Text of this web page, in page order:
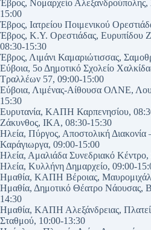
Έβρος, Νομαρχείο Αλεξανδρούπολης,
15:00
Έβρος, Ιατρείου Ποιμενικού
Έβρος, Κ.Υ. Ορεστιάδας, Ευρυπίδου
08:30-15:30
Έβρος, Λιμάνι Καμαριώτισσας,
Εύβοια, 5ο Δημοτικό Σχολείο
Τραλλέων 57, 09:00-15:00
Εύβοια, Λιμένας-Αίθουσα ΟΛΝΕ,
15:30
Ευρυτανία, ΚΑΠΗ Καρπενησίου,
Ζάκυνθος, ΙΚΑ, 08:30-15:30
Ηλεία, Πύργος, Αποστολική Διακονία
Καράγιωργα, 09:00-15:00
Ηλεία, Αμαλιάδα Συνεδριακό
Ηλεία, Κυλλήνη Δημαρχείο, 09:00-
Ημαθία, ΚΑΠΗ Βέροιας,
Ημαθία, Δημοτικό Θέατρο Νάουσας,
14:30
Ημαθία, ΚΑΠΗ Αλεξάνδρειας,
Σταθμού, 10:00-13:30